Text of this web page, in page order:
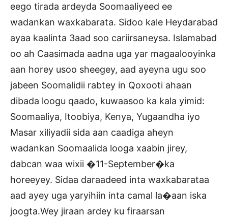
eego tirada ardeyda Soomaaliyeed ee
wadankan waxkabarata. Sidoo kale Heydarabad
ayaa kaalinta 3aad soo cariirsaneysa. Islamabad
oo ah Caasimada aadna uga yar magaalooyinka
aan horey usoo sheegey, aad ayeyna ugu soo
jabeen Soomalidii rabtey in Qoxooti ahaan
dibada loogu qaado, kuwaasoo ka kala yimid:
Soomaaliya, Itoobiya, Kenya, Yugaandha iyo
Masar xiliyadii sida aan caadiga aheyn
wadankan Soomaalida looga xaabin jirey,
dabcan waa wixii �11-September�ka
horeeyey. Sidaa daraadeed inta waxkabarataa
aad ayey uga yaryihiin inta camal la�aan iska
joogta.Wey jiraan ardey ku firaarsan